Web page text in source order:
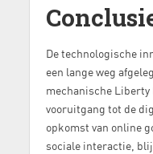
De technologische
een lange weg
mechanische
vooruitgang tot de
opkomst van online
sociale interactie,